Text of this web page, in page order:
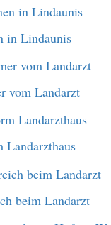
in Lindaunis
vom Landarzt
Landarzthaus
beim Landarzt